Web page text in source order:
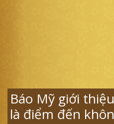
Báo Mỹ giới
là điểm đến